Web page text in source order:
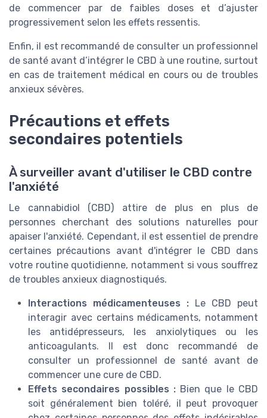
de commencer par de faibles doses et d’ajuster
progressivement selon les effets ressentis.
Enfin, il est recommandé de consulter un professionnel
de santé avant d’intégrer le CBD à une routine, surtout
en cas de traitement médical en cours ou de troubles
anxieux sévères.
Précautions et effets
secondaires potentiels
À surveiller avant d'utiliser le CBD contre
l'anxiété
Le cannabidiol (CBD) attire de plus en plus de
personnes cherchant des solutions naturelles pour
apaiser l'anxiété. Cependant, il est essentiel de prendre
certaines précautions avant d'intégrer le CBD dans
votre routine quotidienne, notamment si vous souffrez
de troubles anxieux diagnostiqués.
Interactions médicamenteuses : Le CBD peut
interagir avec certains médicaments, notamment
les antidépresseurs, les anxiolytiques ou les
anticoagulants. Il est donc recommandé de
consulter un professionnel de santé avant de
commencer une cure de CBD.
Effets secondaires possibles :Bien que le CBD
soit généralement bien toléré, il peut provoquer